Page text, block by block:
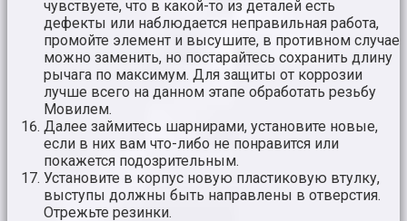
чувствуете, что в какой-то из деталей есть
дефекты или наблюдается неправильная работа,
промойте элемент и высушите, в противном случае
можно заменить, но постарайтесь сохранить длину
рычага по максимум. Для защиты от коррозии
лучше всего на данном этапе обработать резьбу
Мовилем.
Далее займитесь шарнирами, установите новые,
если в них вам что-либо не понравится или
покажется подозрительным.
Установите в корпус новую пластиковую втулку,
выступы должны быть направлены в отверстия.
Отрежьте резинки.